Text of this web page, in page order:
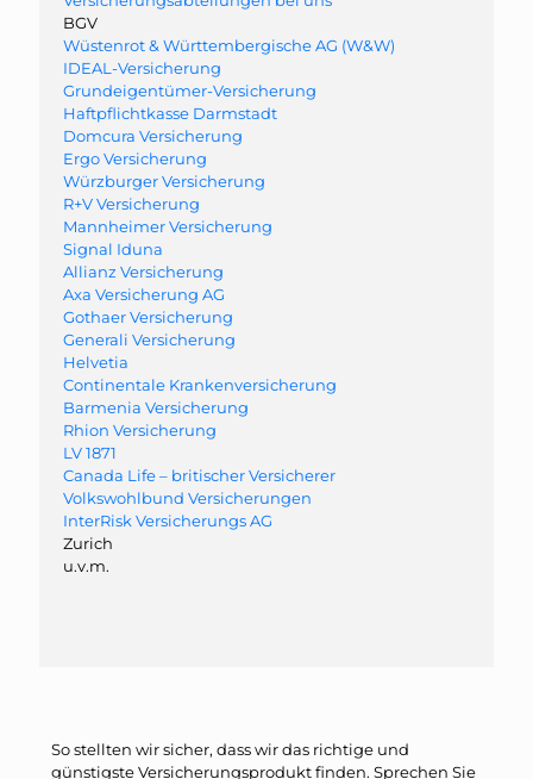
BGV
Wüstenrot & Württembergische AG (W&W)
IDEAL-Versicherung
Grundeigentümer-Versicherung
Haftpflichtkasse Darmstadt
Domcura Versicherung
Ergo Versicherung
Würzburger Versicherung
R+V Versicherung
Mannheimer Versicherung
Signal Iduna
Allianz Versicherung
Axa Versicherung AG
Gothaer Versicherung
Generali Versicherung
Helvetia
Continentale Krankenversicherung
Barmenia Versicherung
Rhion Versicherung
LV 1871
Canada Life – britischer Versicherer
Volkswohlbund Versicherungen
InterRisk Versicherungs AG
Zurich
u.v.m.
So stellten wir sicher, dass wir das richtige und
günstigste Versicherungsprodukt finden. Sprechen Sie